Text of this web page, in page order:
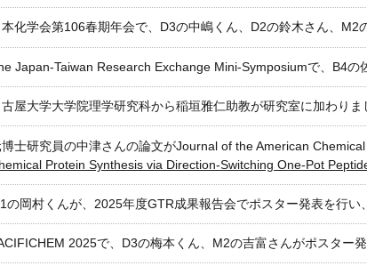
本化学会第106春期年会で、D3の中嶋くん、D2の鈴木さん、
Japan-Taiwan Research Exchange Mini-Symposiumで、B4の
屋大学大学院理学研究科から稲垣雅仁助教が研究室に加わりま
博士研究員の中津さんの論文がJournal of the American Chemical
Protein Synthesis via Direction-Switching One-Pot
の岡村くんが、2025年度GTR成果報告会でポスター発表を行い
2025で、D3の梅本くん、M2の吉富さんがポスター発